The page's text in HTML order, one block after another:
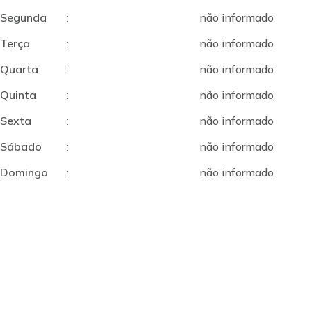
Segunda :
não informado
Terça
:
não informado
Quarta
:
não informado
Quinta
:
não informado
Sexta
:
não informado
Sábado
:
não informado
Domingo
: não informado